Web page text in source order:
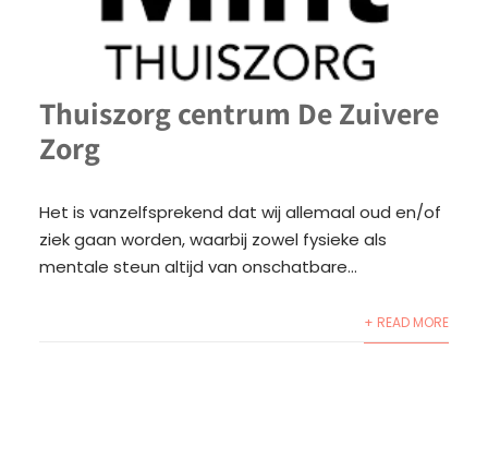
Thuiszorg centrum De Zuivere
Zorg
Het is vanzelfsprekend dat wij allemaal oud en/of
ziek gaan worden, waarbij zowel fysieke als
mentale steun altijd van onschatbare...
+ READ MORE